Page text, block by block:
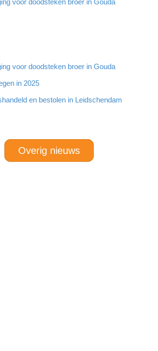
voor doodsteken broer in Gouda
voor doodsteken broer in Gouda
in 2025
en bestolen in Leidschendam
Overig nieuws